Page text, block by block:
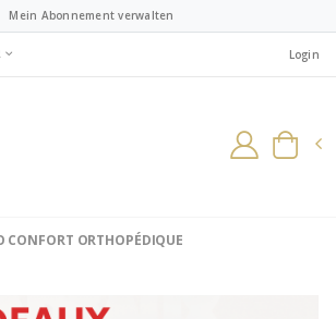
Mein Abonnement verwalten
Login
CONFORT ORTHOPÉDIQUE